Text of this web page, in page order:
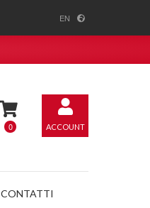
EN
0 ACCOUNT
CONTATTI